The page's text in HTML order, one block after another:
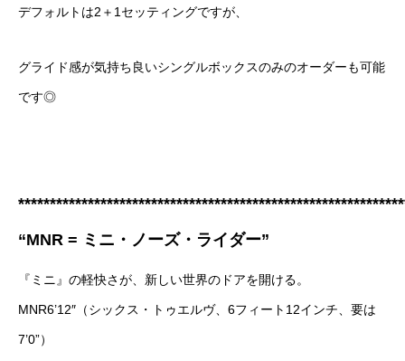
デフォルトは2＋1セッティングですが、
グライド感が気持ち良いシングルボックスのみのオーダーも可能
です◎
“MNR = ミニ・ノーズ・ライダー”
『ミニ』の軽快さが、新しい世界のドアを開ける。
MNR6’12″（シックス・トゥエルヴ、6フィート12インチ、要は
7’0”）